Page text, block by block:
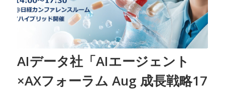
AIデータ社「AIエージェント
×AXフォーラム Aug 成長戦略17